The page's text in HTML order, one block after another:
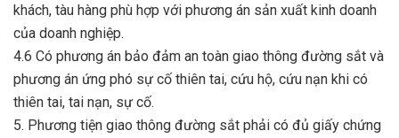
khách, tàu hàng phù hợp với phương án sản xuất kinh doanh
của doanh nghiệp.
4.6 Có phương án bảo đảm an toàn giao thông đường sắt và
phương án ứng phó sự cố thiên tai, cứu hộ, cứu nạn khi có
thiên tai, tai nạn, sự cố.
5. Phương tiện giao thông đường sắt phải có đủ giấy chứng